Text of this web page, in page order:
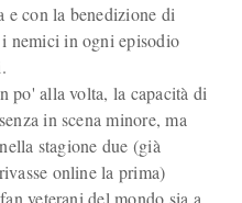
e con la benedizione di
nemici in ogni episodio
po' alla volta, la capacità di
in scena minore, ma
stagione due (già
online la prima)
veterani del mondo sia a